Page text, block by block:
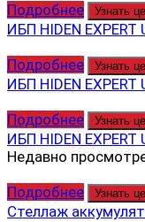
Подробнее
Узнать
ИБП HIDEN
Подробнее
Узнать
ИБП HIDEN
Подробнее
Узнать
ИБП HIDEN
Недавно
Подробнее
Узнать
Стеллаж